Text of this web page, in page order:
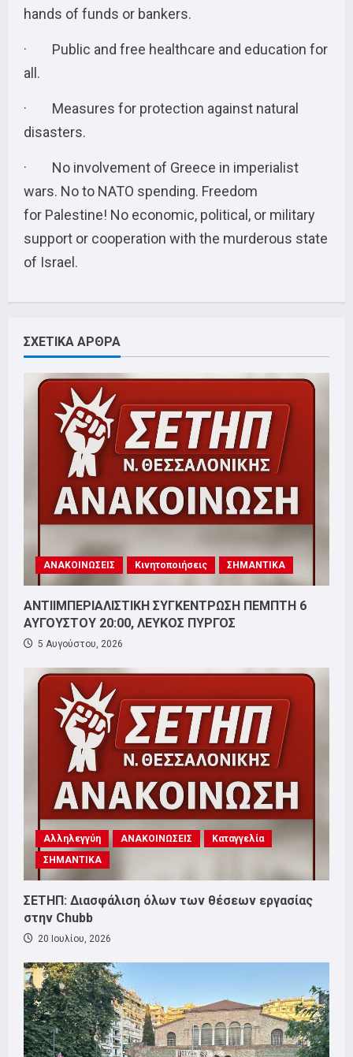
hands of funds or bankers.
· Public and free healthcare and education for
all.
· Measures for protection against natural
disasters.
· No involvement of Greece in imperialist
wars. No to NATO spending. Freedom
for Palestine! No economic, political, or military
support or cooperation with the murderous state
of Israel.
ΣΧΕΤΙΚΑ ΑΡΘΡΑ
ΑΝΑΚΟΙΝΩΣΕΙΣ Κινητοποιήσεις ΣΗΜΑΝΤΙΚΑ
ΑΝΤΙΙΜΠΕΡΙΑΛΙΣΤΙΚΗ ΣΥΓΚΕΝΤΡΩΣΗ ΠΕΜΠΤΗ 6
ΑΥΓΟΥΣΤΟΥ 20:00, ΛΕΥΚΟΣ ΠΥΡΓΟΣ
5 Αυγούστου, 2026
Αλληλεγγύη ΑΝΑΚΟΙΝΩΣΕΙΣ
Καταγγελία
ΣΗΜΑΝΤΙΚΑ
ΣΕΤΗΠ: Διασφάλιση όλων των θέσεων εργασίας
στην Chubb
20 Ιουλίου, 2026